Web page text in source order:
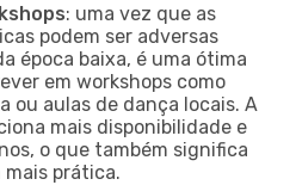
: uma vez que as
podem ser adversas
época baixa, é uma ótima
em workshops como
ou aulas de dança locais. A
mais disponibilidade e
o que também significa
prática.